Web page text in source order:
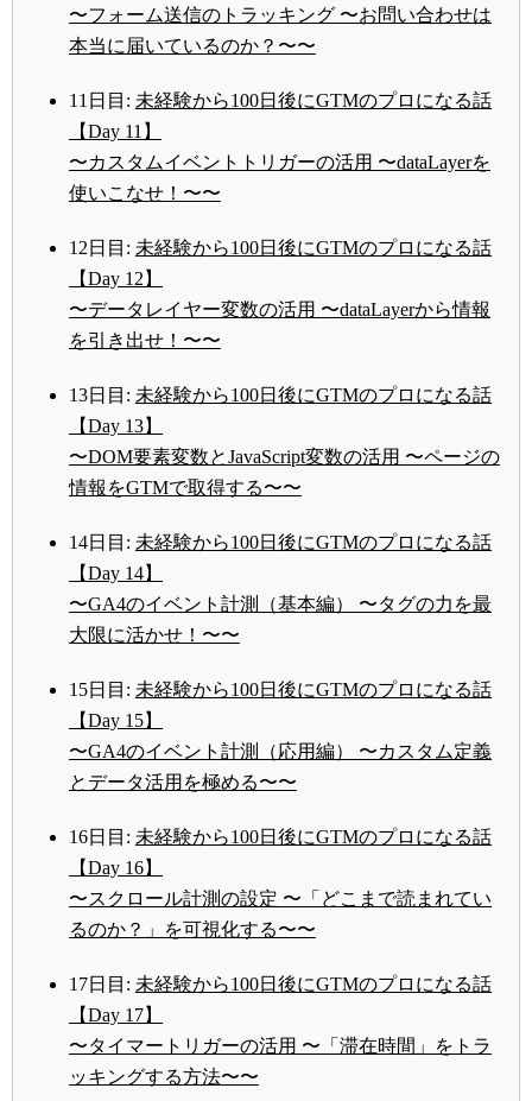
〜フォーム送信のトラッキング 〜お問い合わせは
本当に届いているのか？〜〜
11日目: 未経験から100日後にGTMのプロになる話
【Day 11】
〜カスタムイベントトリガーの活用 〜dataLayerを
使いこなせ！〜〜
12日目: 未経験から100日後にGTMのプロになる話
【Day 12】
〜データレイヤー変数の活用 〜dataLayerから情報
を引き出せ！〜〜
13日目: 未経験から100日後にGTMのプロになる話
【Day 13】
〜DOM要素変数とJavaScript変数の活用 〜ページの
情報をGTMで取得する〜〜
14日目: 未経験から100日後にGTMのプロになる話
【Day 14】
〜GA4のイベント計測（基本編） 〜タグの力を最
大限に活かせ！〜〜
15日目: 未経験から100日後にGTMのプロになる話
【Day 15】
〜GA4のイベント計測（応用編） 〜カスタム定義
とデータ活用を極める〜〜
16日目: 未経験から100日後にGTMのプロになる話
【Day 16】
〜スクロール計測の設定 〜「どこまで読まれてい
るのか？」を可視化する〜〜
17日目: 未経験から100日後にGTMのプロになる話
【Day 17】
〜タイマートリガーの活用 〜「滞在時間」をトラ
ッキングする方法〜〜